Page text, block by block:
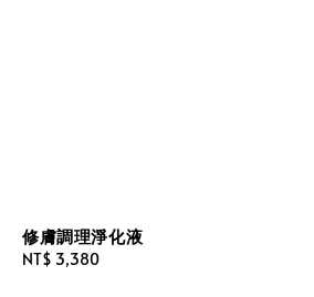
修膚調理淨化液
Regular
NT$ 3,380